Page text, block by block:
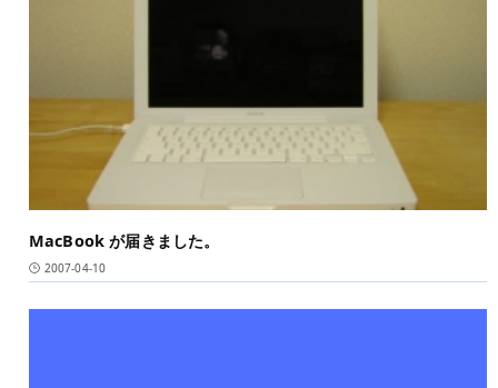
MacBook が届きました。
2007-04-10